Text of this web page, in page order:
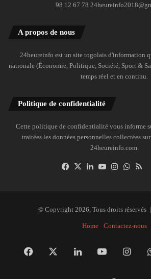
98 12 67 78
A propos de nous
24heureinfo est un site togolais d'information
nationale (Économie, Politique, Société, Sport &
temps réel et en continu.
Politique de confidentialité
Cette politique de confidentialité vous informe
traitées les données personnelles collectées
24heureinfo.com.
Facebook
X LinkedinYouTubeInstagram
© Copyright 2026, Tous droits réservés |
Home Contactez-nous
Facebook LinkedinYouTube